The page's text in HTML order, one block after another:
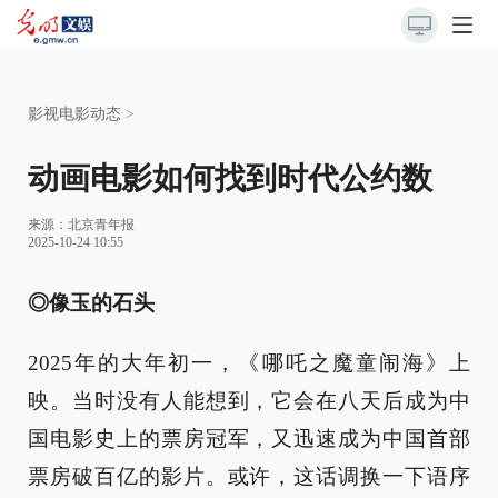
影视电影动态 >
动画电影如何找到时代公约数
来源： 北京青年报
2025-10-24 10:55
◎像玉的石头
2025年的大年初一，《哪吒之魔童闹海》上
映。当时没有人能想到，它会在八天后成为中
国电影史上的票房冠军，又迅速成为中国首部
票房破百亿的影片。或许，这话调换一下语序